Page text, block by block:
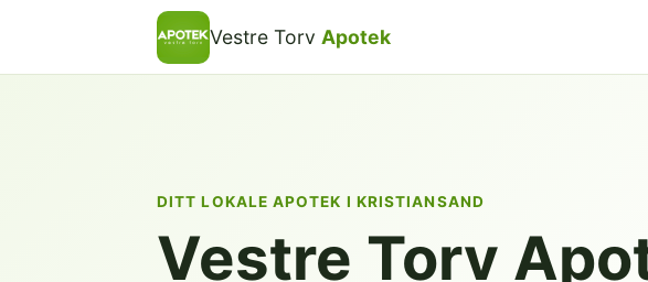
Vestre Torv Apotek
DITT LOKALE APOTEK I KRISTIANSAND
Vestre Torv